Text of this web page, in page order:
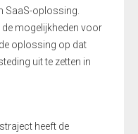
SaaS-oplossing.
mogelijkheden voor
oplossing op dat
uit te zetten in
heeft de